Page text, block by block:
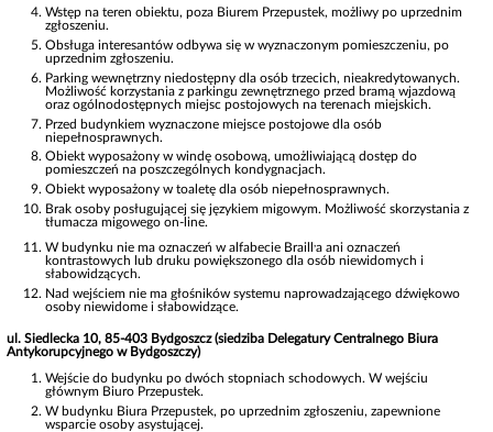
Wstęp na teren obiektu, poza Biurem Przepustek, możliwy po uprzednim
zgłoszeniu.
Obsługa interesantów odbywa się w wyznaczonym pomieszczeniu, po
uprzednim zgłoszeniu.
Parking wewnętrzny niedostępny dla osób trzecich, nieakredytowanych.
Możliwość korzystania z parkingu zewnętrznego przed bramą wjazdową
oraz ogólnodostępnych miejsc postojowych na terenach miejskich.
Przed budynkiem wyznaczone miejsce postojowe dla osób
niepełnosprawnych.
Obiekt wyposażony w windę osobową, umożliwiającą dostęp do
pomieszczeń na poszczególnych kondygnacjach.
Obiekt wyposażony w toaletę dla osób niepełnosprawnych.
Brak osoby posługującej się językiem migowym. Możliwość skorzystania z
tłumacza migowego on-line.
W budynku nie ma oznaczeń w alfabecie Braill
a ani oznaczeń
kontrastowych lub druku powiększonego dla osób niewidomych i
słabowidzących.
Nad wejściem nie ma głośników systemu naprowadzającego dźwiękowo
osoby niewidome i słabowidzące.
ul. Siedlecka 10, 85-403 Bydgoszcz (siedziba Delegatury Centralnego Biura
Antykorupcyjnego w Bydgoszczy)
Wejście do budynku po dwóch stopniach schodowych. W wejściu
głównym Biuro Przepustek.
W budynku Biura Przepustek, po uprzednim zgłoszeniu, zapewnione
wsparcie osoby asystującej.